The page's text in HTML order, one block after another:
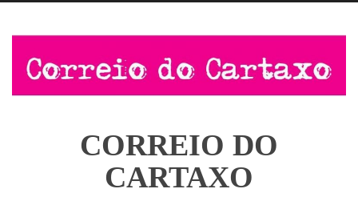
CORREIO DO
CARTAXO